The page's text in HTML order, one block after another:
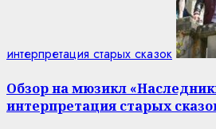
интерпретация старых сказок
Обзор на мюзикл
интерпретация старых